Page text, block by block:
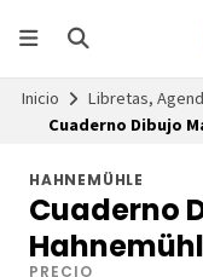
Inicio Libretas,
Cuaderno Dibujo
HAHNEMÜHLE
Cuaderno
PRECIO